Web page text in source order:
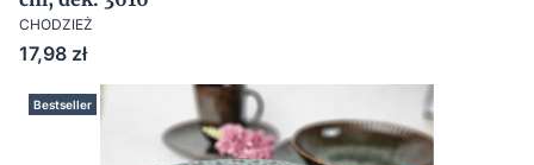
CHODZIEŻ
Cena
17,98 zł
Bestseller